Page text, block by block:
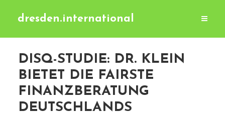
dresden.international
DISQ-STUDIE: DR. KLEIN
BIETET DIE FAIRSTE
FINANZBERATUNG
DEUTSCHLANDS